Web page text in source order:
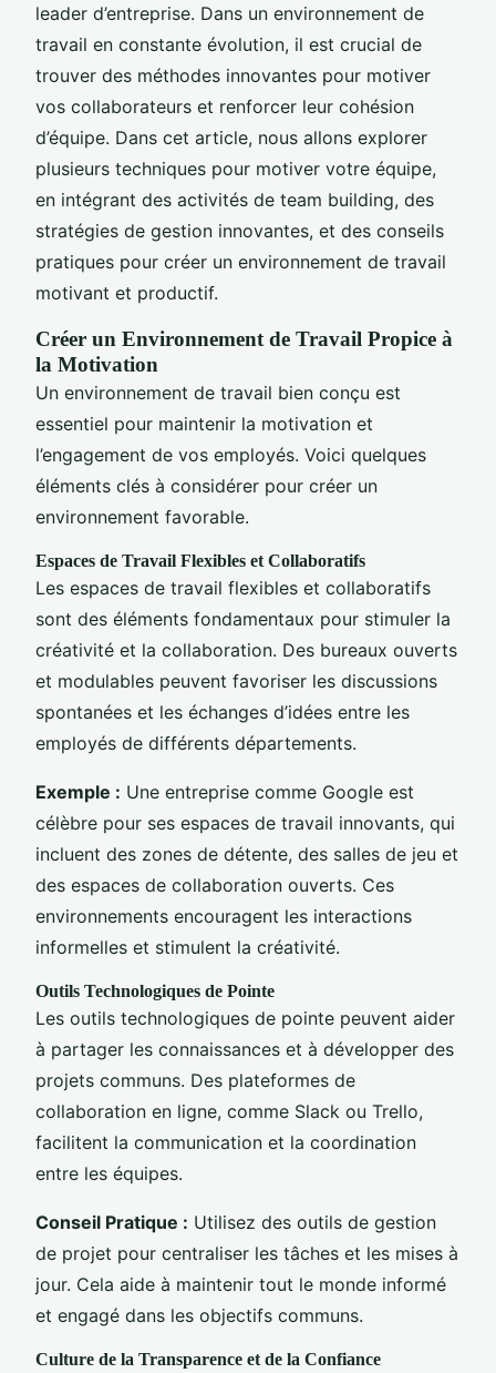
leader d’entreprise. Dans un environnement de
travail en constante évolution, il est crucial de
trouver des méthodes innovantes pour motiver
vos collaborateurs et renforcer leur cohésion
d’équipe. Dans cet article, nous allons explorer
plusieurs techniques pour motiver votre équipe,
en intégrant des activités de team building, des
stratégies de gestion innovantes, et des conseils
pratiques pour créer un environnement de travail
motivant et productif.
Créer un Environnement de Travail Propice à
la Motivation
Un environnement de travail bien conçu est
essentiel pour maintenir la motivation et
l’engagement de vos employés. Voici quelques
éléments clés à considérer pour créer un
environnement favorable.
Espaces de Travail Flexibles et Collaboratifs
Les espaces de travail flexibles et collaboratifs
sont des éléments fondamentaux pour stimuler la
créativité et la collaboration. Des bureaux ouverts
et modulables peuvent favoriser les discussions
spontanées et les échanges d’idées entre les
employés de différents départements.
Exemple : Une entreprise comme Google est
célèbre pour ses espaces de travail innovants, qui
incluent des zones de détente, des salles de jeu et
des espaces de collaboration ouverts. Ces
environnements encouragent les interactions
informelles et stimulent la créativité.
Outils Technologiques de Pointe
Les outils technologiques de pointe peuvent aider
à partager les connaissances et à développer des
projets communs. Des plateformes de
collaboration en ligne, comme Slack ou Trello,
facilitent la communication et la coordination
entre les équipes.
Conseil Pratique : Utilisez des outils de gestion
de projet pour centraliser les tâches et les mises à
jour. Cela aide à maintenir tout le monde informé
et engagé dans les objectifs communs.
Culture de la Transparence et de la Confiance